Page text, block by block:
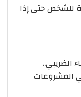
للشخص حتى إذا
الضريبي..
المشروعات